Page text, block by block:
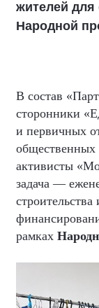
жителей
Народной
В состав
сторонники
и первичных
общественных
активисты
задача —
рамках